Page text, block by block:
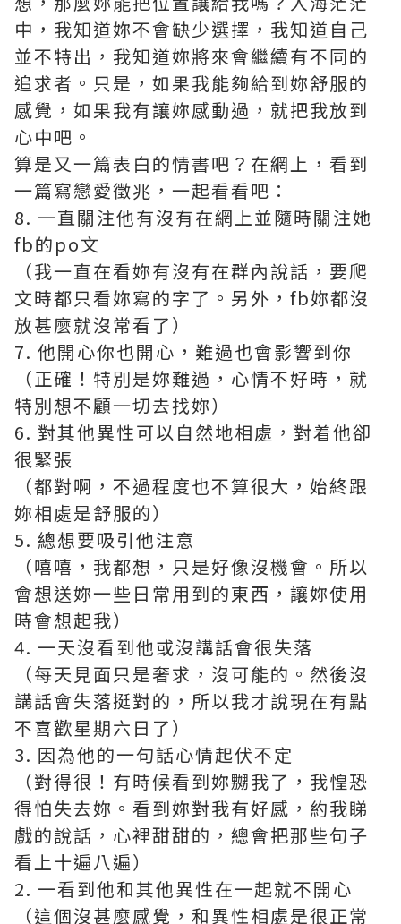
中，我知道妳不會缺少選擇，我知道自己
並不特出，我知道妳將來會繼續有不同的
追求者。只是，如果我能夠給到妳舒服的
感覺，如果我有讓妳感動過，就把我放到
心中吧。
算是又一篇表白的情書吧？在網上，看到
一篇寫戀愛徵兆，一起看看吧：
8. 一直關注他有沒有在網上並隨時關注她
fb的po文
（我一直在看妳有沒有在群內說話，要爬
文時都只看妳寫的字了。另外，fb妳都沒
放甚麼就沒常看了）
7. 他開心你也開心，難過也會影響到你
（正確！特別是妳難過，心情不好時，就
特別想不顧一切去找妳）
6. 對其他異性可以自然地相處，對着他卻
很緊張
（都對啊，不過程度也不算很大，始終跟
妳相處是舒服的）
5. 總想要吸引他注意
（嘻嘻，我都想，只是好像沒機會。所以
會想送妳一些日常用到的東西，讓妳使用
時會想起我）
4. 一天沒看到他或沒講話會很失落
（每天見面只是奢求，沒可能的。然後沒
講話會失落挺對的，所以我才說現在有點
不喜歡星期六日了）
3. 因為他的一句話心情起伏不定
（對得很！有時候看到妳嬲我了，我惶恐
得怕失去妳。看到妳對我有好感，約我睇
戲的說話，心裡甜甜的，總會把那些句子
看上十遍八遍）
2. 一看到他和其他異性在一起就不開心
（這個沒甚麼感覺，和異性相處是很正常